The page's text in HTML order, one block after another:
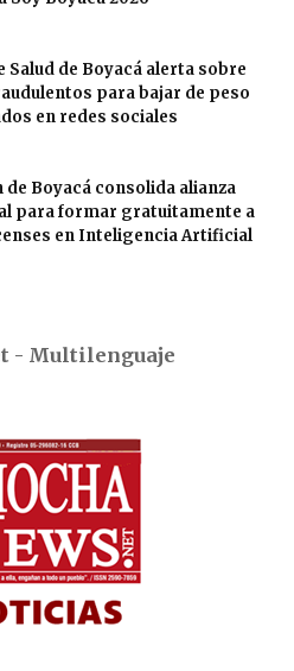
Salud de Boyacá alerta sobre
para bajar de peso
en redes sociales
de Boyacá consolida alianza
para formar gratuitamente a
en Inteligencia Artificial
- Multilenguaje